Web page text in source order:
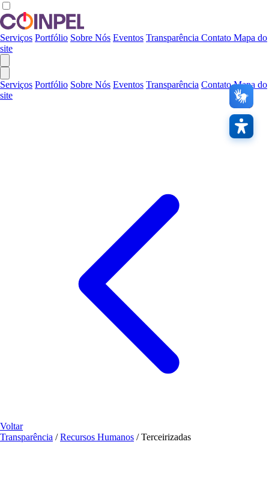
Serviços Portfólio Sobre Nós Eventos Transparência Contato Mapa do
site
Serviços Portfólio Sobre Nós Eventos Transparência Contato Mapa do
site
Voltar
Transparência / Recursos Humanos / Terceirizadas